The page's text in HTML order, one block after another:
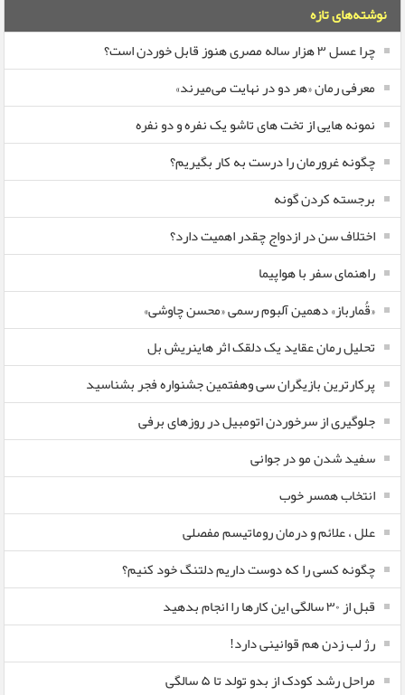
نوشته‌های تازه
چرا عسل ۳ هزار ساله‌ مصری هنوز قابل خوردن است؟
معرفی رمان «هر دو در نهایت می‌میرند»
نمونه هایی از تخت های تاشو یک نفره و دو نفره
چگونه غرورمان را درست به کار بگیریم؟
برجسته کردن گونه
اختلاف سن در ازدواج چقدر اهمیت دارد؟
راهنمای سفر با هواپیما
«قُمارباز» دهمین آلبوم رسمی «محسن چاوشی»
تحلیل رمان عقاید یک دلقک اثر هاینریش بل
پرکارترین بازیگران سی وهفتمین جشنواره فجر بشناسید
جلوگیری از سرخوردن اتومبیل در روزهای برفی
سفید شدن مو در جوانی
انتخاب همسر خوب
علل ، علائم و درمان روماتیسم مفصلی
چگونه کسی را که دوست داریم دلتنگ خود کنیم؟
قبل از ۳۰ سالگی این کارها را انجام بدهید
رژ لب زدن هم قوانینی دارد!
مراحل رشد کودک از بدو تولد تا ۵ سالگی